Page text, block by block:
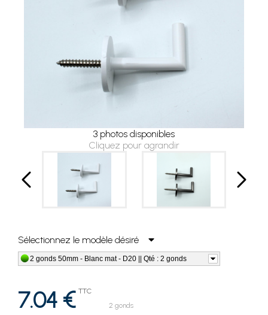
3 photos disponibles
Cliquez pour agrandir
Sélectionnez le modèle désiré
2 gonds 50mm - Blanc mat - D20 || Qté : 2 gonds
7.04 € TTC
2 gonds